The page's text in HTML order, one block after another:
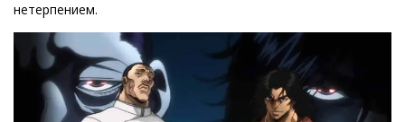
нетерпением.